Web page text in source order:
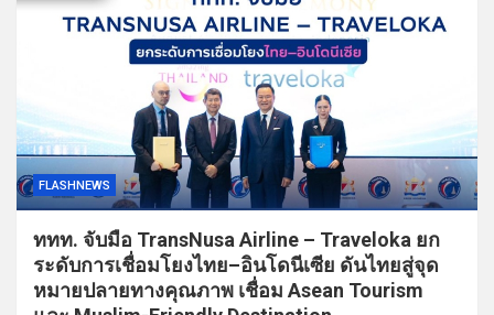
FLASHNEWS
ททท. จับมือ TransNusa Airline – Traveloka ยก
ระดับการเชื่อมโยงไทย–อินโดนีเซีย ดันไทยสู่จุด
หมายปลายทางคุณภาพ เชื่อม Asean Tourism